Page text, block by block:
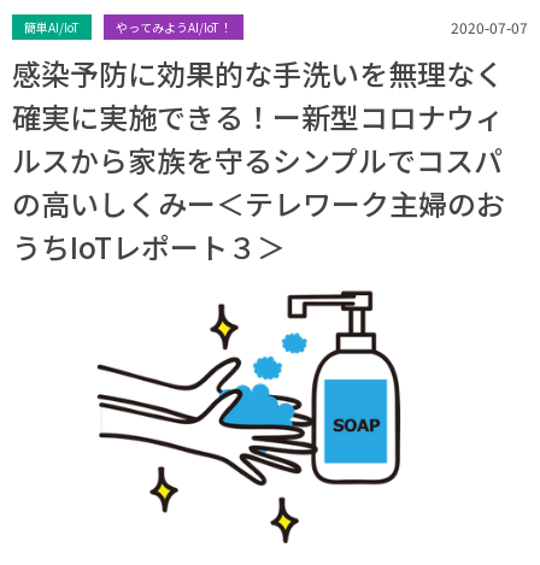
簡単AI/IoT やってみようAI/IoT！ 2020-07-07
感染予防に効果的な手洗いを無理なく
確実に実施できる！ー新型コロナウィ
ルスから家族を守るシンプルでコスパ
の高いしくみー＜テレワーク主婦のお
うちIoTレポート３＞